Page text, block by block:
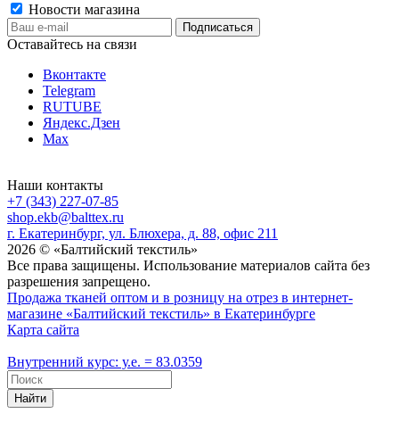
Новости магазина
Оставайтесь на связи
Вконтакте
Telegram
RUTUBE
Яндекс.Дзен
Max
Наши контакты
+7 (343) 227-07-85
shop.ekb@balttex.ru
г. Екатеринбург, ул. Блюхера, д. 88, офис 211
2026 © «Балтийский текстиль»
Все права защищены. Использование материалов сайта без
разрешения запрещено.
Продажа тканей оптом и в розницу на отрез в интернет-
магазине «Балтийский текстиль» в Екатеринбурге
Карта сайта
Внутренний курс: у.е. = 83.0359
Найти